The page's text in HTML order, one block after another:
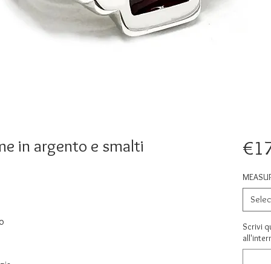
in argento e smalti
Scrivi